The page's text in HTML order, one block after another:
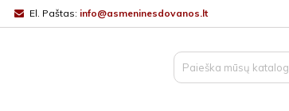
El. Paštas: info@asmeninesdovanos.lt